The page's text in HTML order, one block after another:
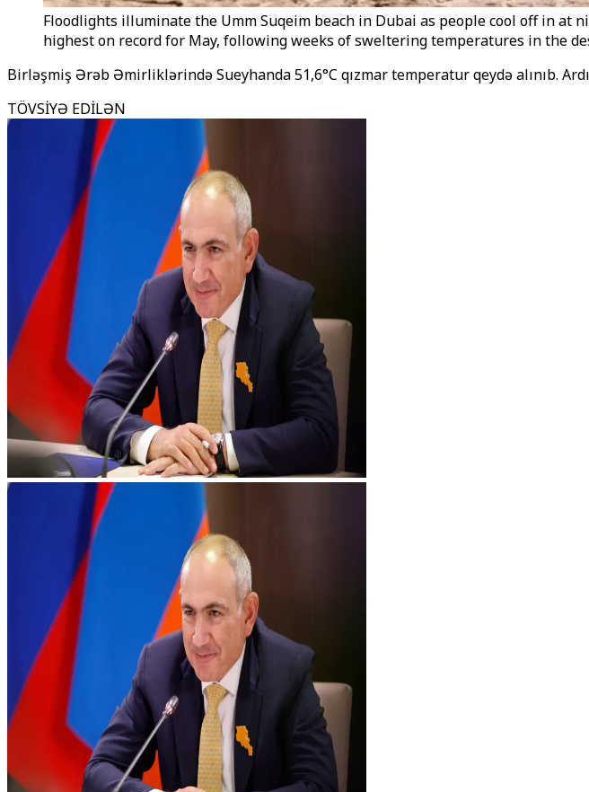
Floodlights illuminate the Umm Suqeim beach in Dubai as people cool off in at
highest on record for May, following weeks of sweltering temperatures in the
Birləşmiş Ərəb Əmirliklərində Sueyhanda 51,6°C qızmar temperatur qeydə alınıb.
TÖVSİYƏ EDİLƏN